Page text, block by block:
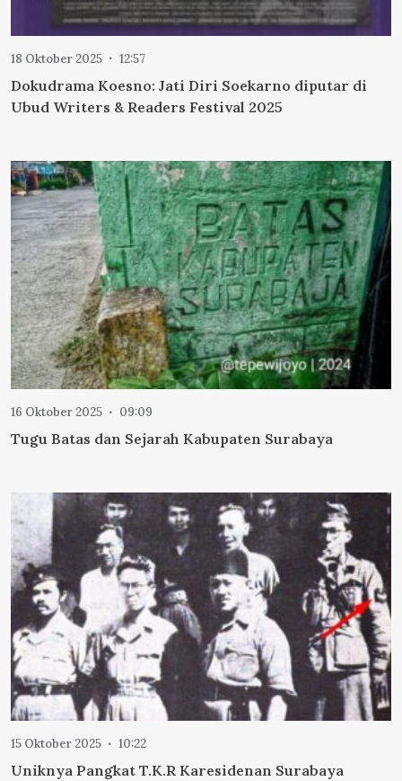
18 Oktober 2025 12:57
Dokudrama Koesno: Jati Diri Soekarno diputar di
Ubud Writers & Readers Festival 2025
16 Oktober 2025 09:09
Tugu Batas dan Sejarah Kabupaten Surabaya
15 Oktober 2025 10:22
Uniknya Pangkat T.K.R Karesidenan Surabaya